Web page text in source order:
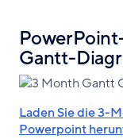
Gantt-
Laden Sie die 3-
Powerpoint